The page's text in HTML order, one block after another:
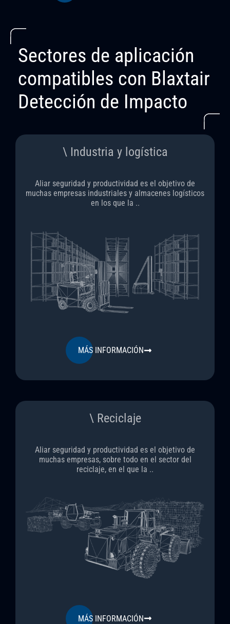
Sectores de aplicación
compatibles con Blaxtair
Detección de Impacto
\ Industria y logística
Aliar seguridad y productividad es el objetivo de
muchas empresas industriales y almacenes logísticos
en los que la ..
MÁS INFORMACIÓN
\ Reciclaje
Aliar seguridad y productividad es el objetivo de
muchas empresas, sobre todo en el sector del
reciclaje, en el que la ..
MÁS INFORMACIÓN